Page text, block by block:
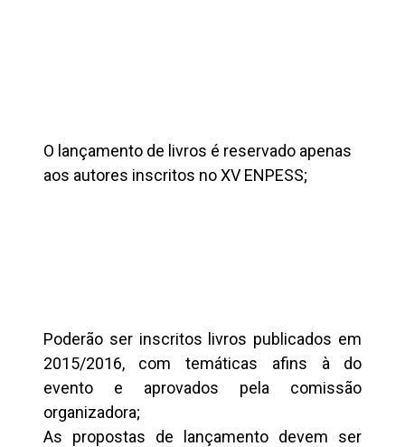
O lançamento de livros é reservado apenas
aos autores inscritos no XV ENPESS;
Poderão ser inscritos livros publicados em
2015/2016, com temáticas afins à do
evento e aprovados pela comissão
organizadora;
As propostas de lançamento devem ser